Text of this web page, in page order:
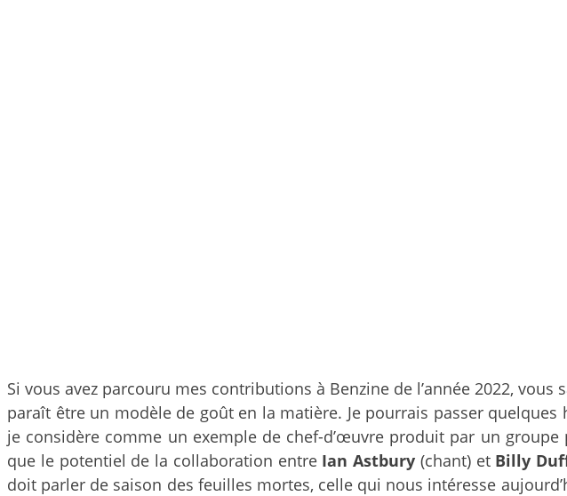
Si vous avez parcouru mes contributions à Benzine de l’année 2022, vous
paraît être un modèle de goût en la matière. Je pourrais passer
je considère comme un exemple de chef-d’œuvre produit par un
que le potentiel de la collaboration entre Ian Astbury (chant) et Billy
doit parler de saison des feuilles mortes, celle qui nous intéresse